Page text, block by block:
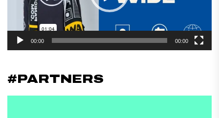
00:00 00:00
#PARTNERS